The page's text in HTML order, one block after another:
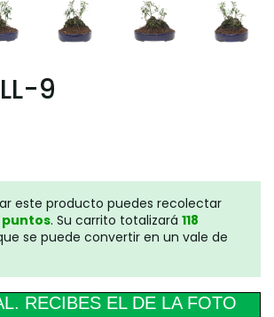
9
este producto puedes recolectar
puntos. Su carrito totalizará 118
se puede convertir en un vale de
RECIBES EL DE LA FOTO